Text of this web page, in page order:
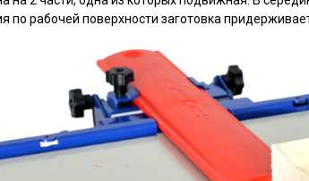
по рабочей поверхности заготовка